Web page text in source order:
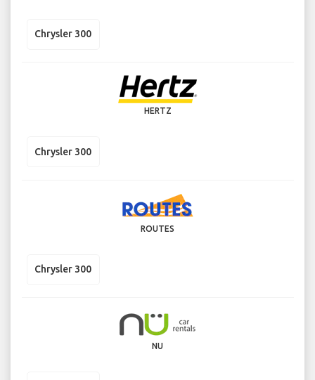
Chrysler 300
HERTZ
Chrysler 300
ROUTES
Chrysler 300
NU